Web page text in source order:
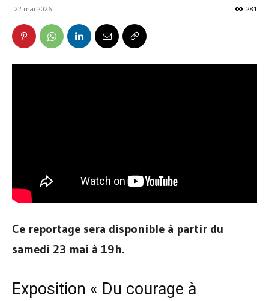
22 mai 2026 281
Ce reportage sera disponible à partir du
samedi 23 mai à 19h.
Exposition « Du courage à